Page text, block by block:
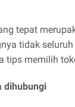
tepat
tidak
tips memilih
dihubungi